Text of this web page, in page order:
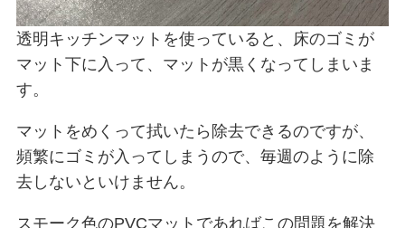
透明キッチンマットを使っていると、床のゴミが
マット下に入って、マットが黒くなってしまいま
す。
マットをめくって拭いたら除去できるのですが、
頻繁にゴミが入ってしまうので、毎週のように除
去しないといけません。
スモーク色のPVCマットであればこの問題を解決